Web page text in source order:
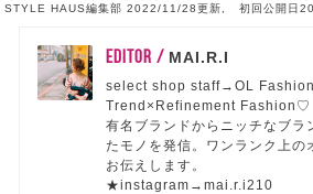
STYLE HAUS編集部 2022/11/28更新, 初回公開日
EDITOR / MAI.R.I
select shop staff→OL
Trend×Refinement Fashion♡
有名ブランドからニッチなブラ
たモノを発信。ワンランク上の
お伝えします。
★instagram→mai.r.i210